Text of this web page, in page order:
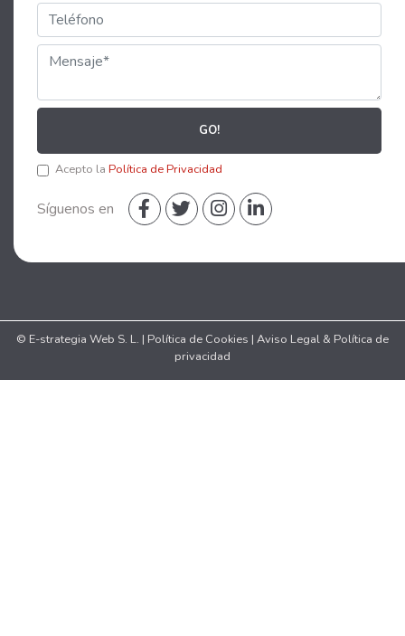
GO!
Acepto la Política de Privacidad
Síguenos en
© E-strategia Web S. L. | Política de Cookies | Aviso Legal & Política de
privacidad